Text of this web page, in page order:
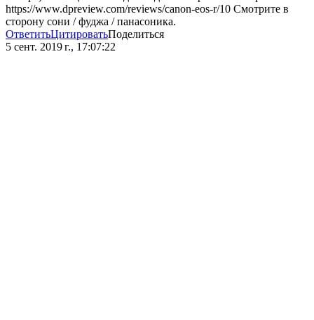
https://www.dpreview.com/reviews/canon-eos-r/10 Смотрите в
сторону сони / фуджа / панасоника.
ОтветитьЦитироватьПоделиться
5 сент. 2019 г., 17:07:22